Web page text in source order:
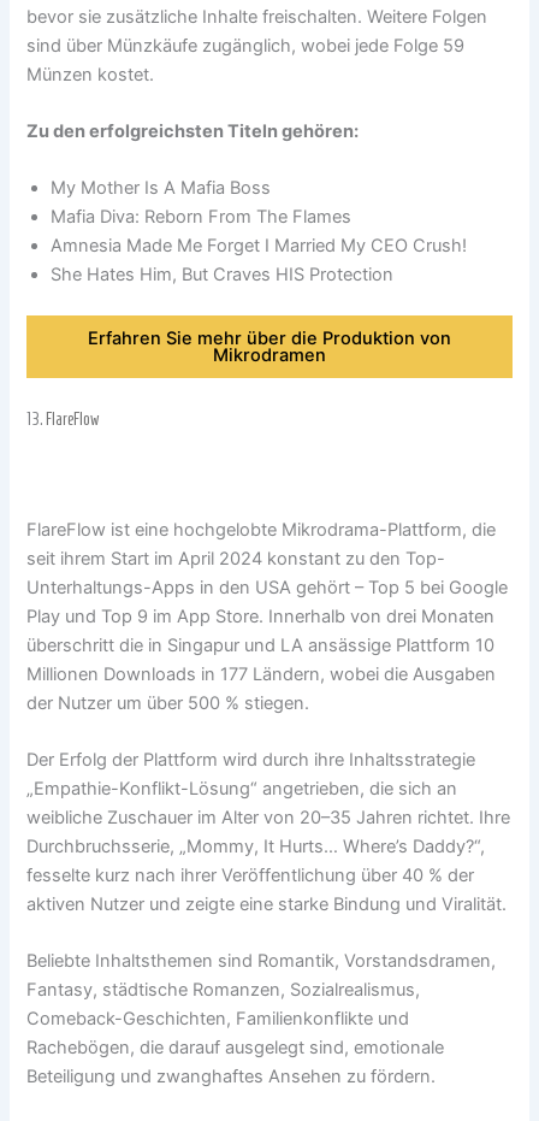
bevor sie zusätzliche Inhalte freischalten. Weitere Folgen
sind über Münzkäufe zugänglich, wobei jede Folge 59
Münzen kostet.
Zu den erfolgreichsten Titeln gehören:
My Mother Is A Mafia Boss
Mafia Diva: Reborn From The Flames
Amnesia Made Me Forget I Married My CEO Crush!
She Hates Him, But Craves HIS Protection
Erfahren Sie mehr über die Produktion von
Mikrodramen
13. FlareFlow
FlareFlow ist eine hochgelobte Mikrodrama-Plattform, die
seit ihrem Start im April 2024 konstant zu den Top-
Unterhaltungs-Apps in den USA gehört – Top 5 bei Google
Play und Top 9 im App Store. Innerhalb von drei Monaten
überschritt die in Singapur und LA ansässige Plattform 10
Millionen Downloads in 177 Ländern, wobei die Ausgaben
der Nutzer um über 500 % stiegen.
Der Erfolg der Plattform wird durch ihre Inhaltsstrategie
„Empathie-Konflikt-Lösung“ angetrieben, die sich an
weibliche Zuschauer im Alter von 20–35 Jahren richtet. Ihre
Durchbruchsserie, „Mommy, It Hurts… Where’s Daddy?“,
fesselte kurz nach ihrer Veröffentlichung über 40 % der
aktiven Nutzer und zeigte eine starke Bindung und Viralität.
Beliebte Inhaltsthemen sind Romantik, Vorstandsdramen,
Fantasy, städtische Romanzen, Sozialrealismus,
Comeback-Geschichten, Familienkonflikte und
Rachebögen, die darauf ausgelegt sind, emotionale
Beteiligung und zwanghaftes Ansehen zu fördern.